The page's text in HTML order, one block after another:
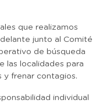
que realizamos
junto al Comité
de búsqueda
las localidades para
frenar contagios.
individual